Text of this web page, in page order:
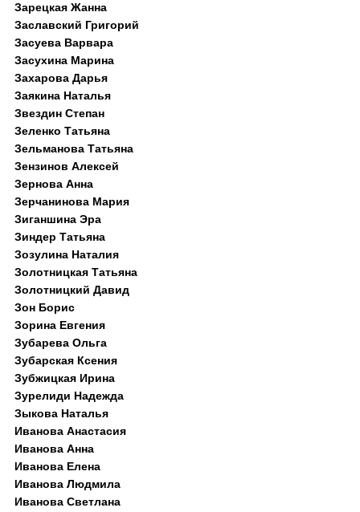
Зарецкая Жанна
Заславский Григорий
Засуева Варвара
Засухина Марина
Захарова Дарья
Заякина Наталья
Звездин Степан
Зеленко Татьяна
Зельманова Татьяна
Зензинов Алексей
Зернова Анна
Зерчанинова Мария
Зиганшина Эра
Зиндер Татьяна
Зозулина Наталия
Золотницкая Татьяна
Золотницкий Давид
Зон Борис
Зорина Евгения
Зубарева Ольга
Зубарская Ксения
Зубжицкая Ирина
Зурелиди Надежда
Зыкова Наталья
Иванова Анастасия
Иванова Анна
Иванова Елена
Иванова Людмила
Иванова Светлана